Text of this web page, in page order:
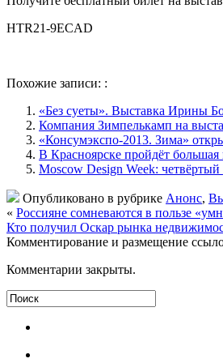
HTR21-9ECAD
Похожие записи: :
«Без суеты». Выставка Ирины
Компания Зимпелькамп на
«Консумэкспо-2013. Зима»
В Красноярске пройдёт
Moscow Design Week: четвёртый
Опубликовано в рубрике Анонс,
« Россияне сомневаются в пользе
Кто получил Оскар рынка
Комментирование и размещение
Комментарии закрыты.